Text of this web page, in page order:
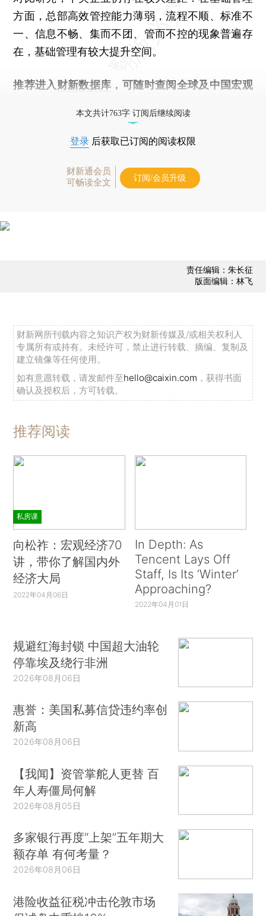
方面，总部高效管控能力薄弱，流程不顺、标准不
一、信息不畅、集而不团、管而不控的现象普遍存
在，基础管理有较大提升空间。
推荐进入 财新数据库 ，可随时查阅全球及中国宏观
本文共计763字 订阅后继续阅读
登录 后获取已订阅的阅读权限
财新通会员
可畅读全文
订阅/会员升级
责任编辑：朱长征
版面编辑：林飞
财新网所刊载内容之知识产权为财新传媒及/或相关权利人
专属所有或持有。未经许可，禁止进行转载、摘编、复制及
建立镜像等任何使用。
如有意愿转载，请发邮件至hello@caixin.com ，获得书面
确认及授权后，方可转载。
推荐阅读
私房课
向松祚：宏观经济70
讲，带你了解国内外
经济大局
2022年04月06日
In Depth: As
Tencent Lays Off
Staff, Is Its ‘Winter’
Approaching?
2022年04月01日
规避红海封锁 中国超大油轮
停靠埃及绕行非洲
2026年08月06日
惠誉：美国私募信贷违约率创
新高
2026年08月06日
【我闻】资管掌舵人更替 百
年人寿僵局何解
2026年08月05日
多家银行再度“上架”五年期大
额存单 有何考量？
2026年08月06日
港险收益征税冲击伦敦市场